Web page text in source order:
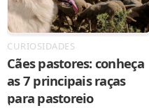
CURIOSIDADES
Cães pastores: conheça
as 7 principais raças
para pastoreio